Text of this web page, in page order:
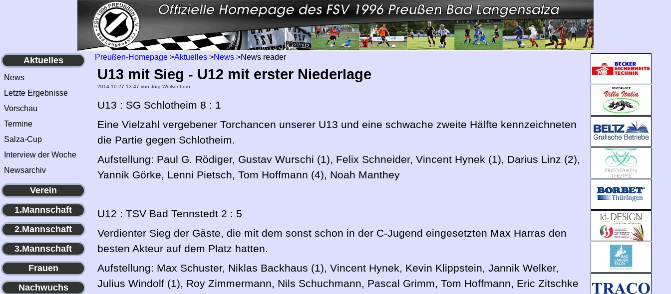
Aktuelles
News
Letzte Ergebnisse
Vorschau
Termine
Salza-Cup
Interview der Woche
Newsarchiv
Verein
1.Mannschaft
2.Mannschaft
3.Mannschaft
Frauen
Nachwuchs
Preußen-Homepage>Aktuelles>News>News reader
U13 mit Sieg - U12 mit erster Niederlage
2014-10-27 13:47 von Jörg Weißenborn
U13 : SG Schlotheim 8 : 1
Eine Vielzahl vergebener Torchancen unserer U13 und eine schwache zweite Hälfte kennzeichneten
die Partie gegen Schlotheim.
Aufstellung: Paul G. Rödiger, Gustav Wurschi (1), Felix Schneider, Vincent Hynek (1), Darius Linz (2),
Yannik Görke, Lenni Pietsch, Tom Hoffmann (4), Noah Manthey
U12 : TSV Bad Tennstedt 2 : 5
Verdienter Sieg der Gäste, die mit dem sonst schon in der C-Jugend eingesetzten Max Harras den
besten Akteur auf dem Platz hatten.
Aufstellung: Max Schuster, Niklas Backhaus (1), Vincent Hynek, Kevin Klippstein, Jannik Welker,
Julius Windolf (1), Roy Zimmermann, Nils Schuchmann, Pascal Grimm, Tom Hoffmann, Eric Zitschke